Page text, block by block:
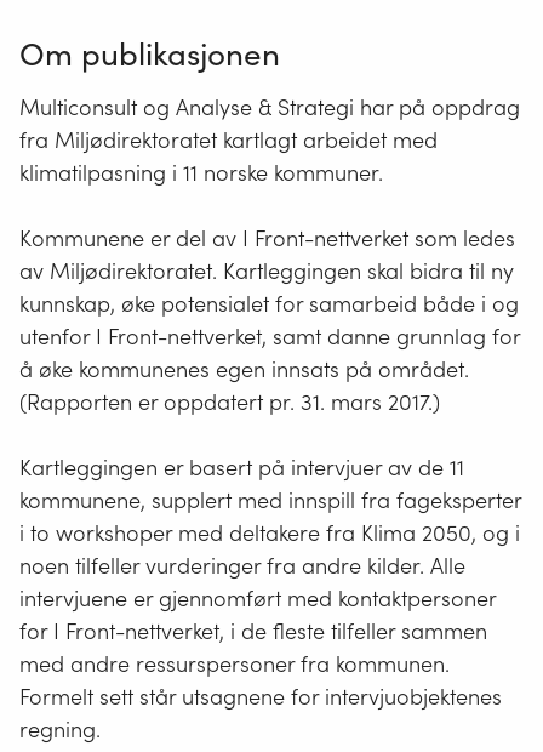
Om publikasjonen
Multiconsult og Analyse & Strategi har på oppdrag
fra Miljødirektoratet kartlagt arbeidet med
klimatilpasning i 11 norske kommuner.
Kommunene er del av I Front-nettverket som ledes
av Miljødirektoratet. Kartleggingen skal bidra til ny
kunnskap, øke potensialet for samarbeid både i og
utenfor I Front-nettverket, samt danne grunnlag for
å øke kommunenes egen innsats på området.
(Rapporten er oppdatert pr. 31. mars 2017.)
Kartleggingen er basert på intervjuer av de 11
kommunene, supplert med innspill fra fageksperter
i to workshoper med deltakere fra Klima 2050, og i
noen tilfeller vurderinger fra andre kilder. Alle
intervjuene er gjennomført med kontaktpersoner
for I Front-nettverket, i de fleste tilfeller sammen
med andre ressurspersoner fra kommunen.
Formelt sett står utsagnene for intervjuobjektenes
regning.